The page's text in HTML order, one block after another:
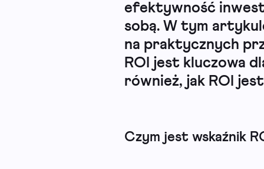
efektywność
sobą. W tym
na praktycznych
ROI jest kluczowa
również, jak ROI
Czym jest wskaźnik